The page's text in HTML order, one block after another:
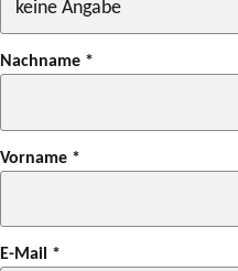
Nachname *
Vorname *
E-Mail *